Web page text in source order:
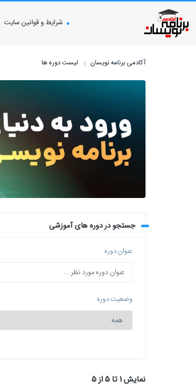
شرایط و قوانین سایت
آکادمی برنامه نویسان لیست دوره ها
جستجو در دوره های آموزشی
عنوان دوره
وضعیت دوره
نمایش 1 تا 5 از 5